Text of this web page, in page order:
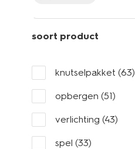
soort product
knutselpakket (63)
opbergen (51)
verlichting (43)
spel (33)